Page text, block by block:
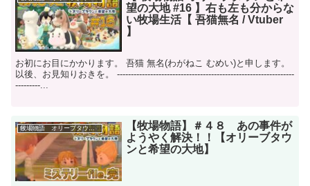
望の大地 #16 】右も左も分からな
い牧場生活【 吾猫無名 / Vtuber
】
お初にお目にかかります。 吾猫 無名(わがねこ むめい)と申します。
以後、お見知りおきを。 ----------------------------------------------------------------
---------...
牧場物語 オリーブタウンと希望の大地
【牧場物語】＃４８ あの事件が
ようやく解決！！【オリーブタウ
ンと希望の大地】